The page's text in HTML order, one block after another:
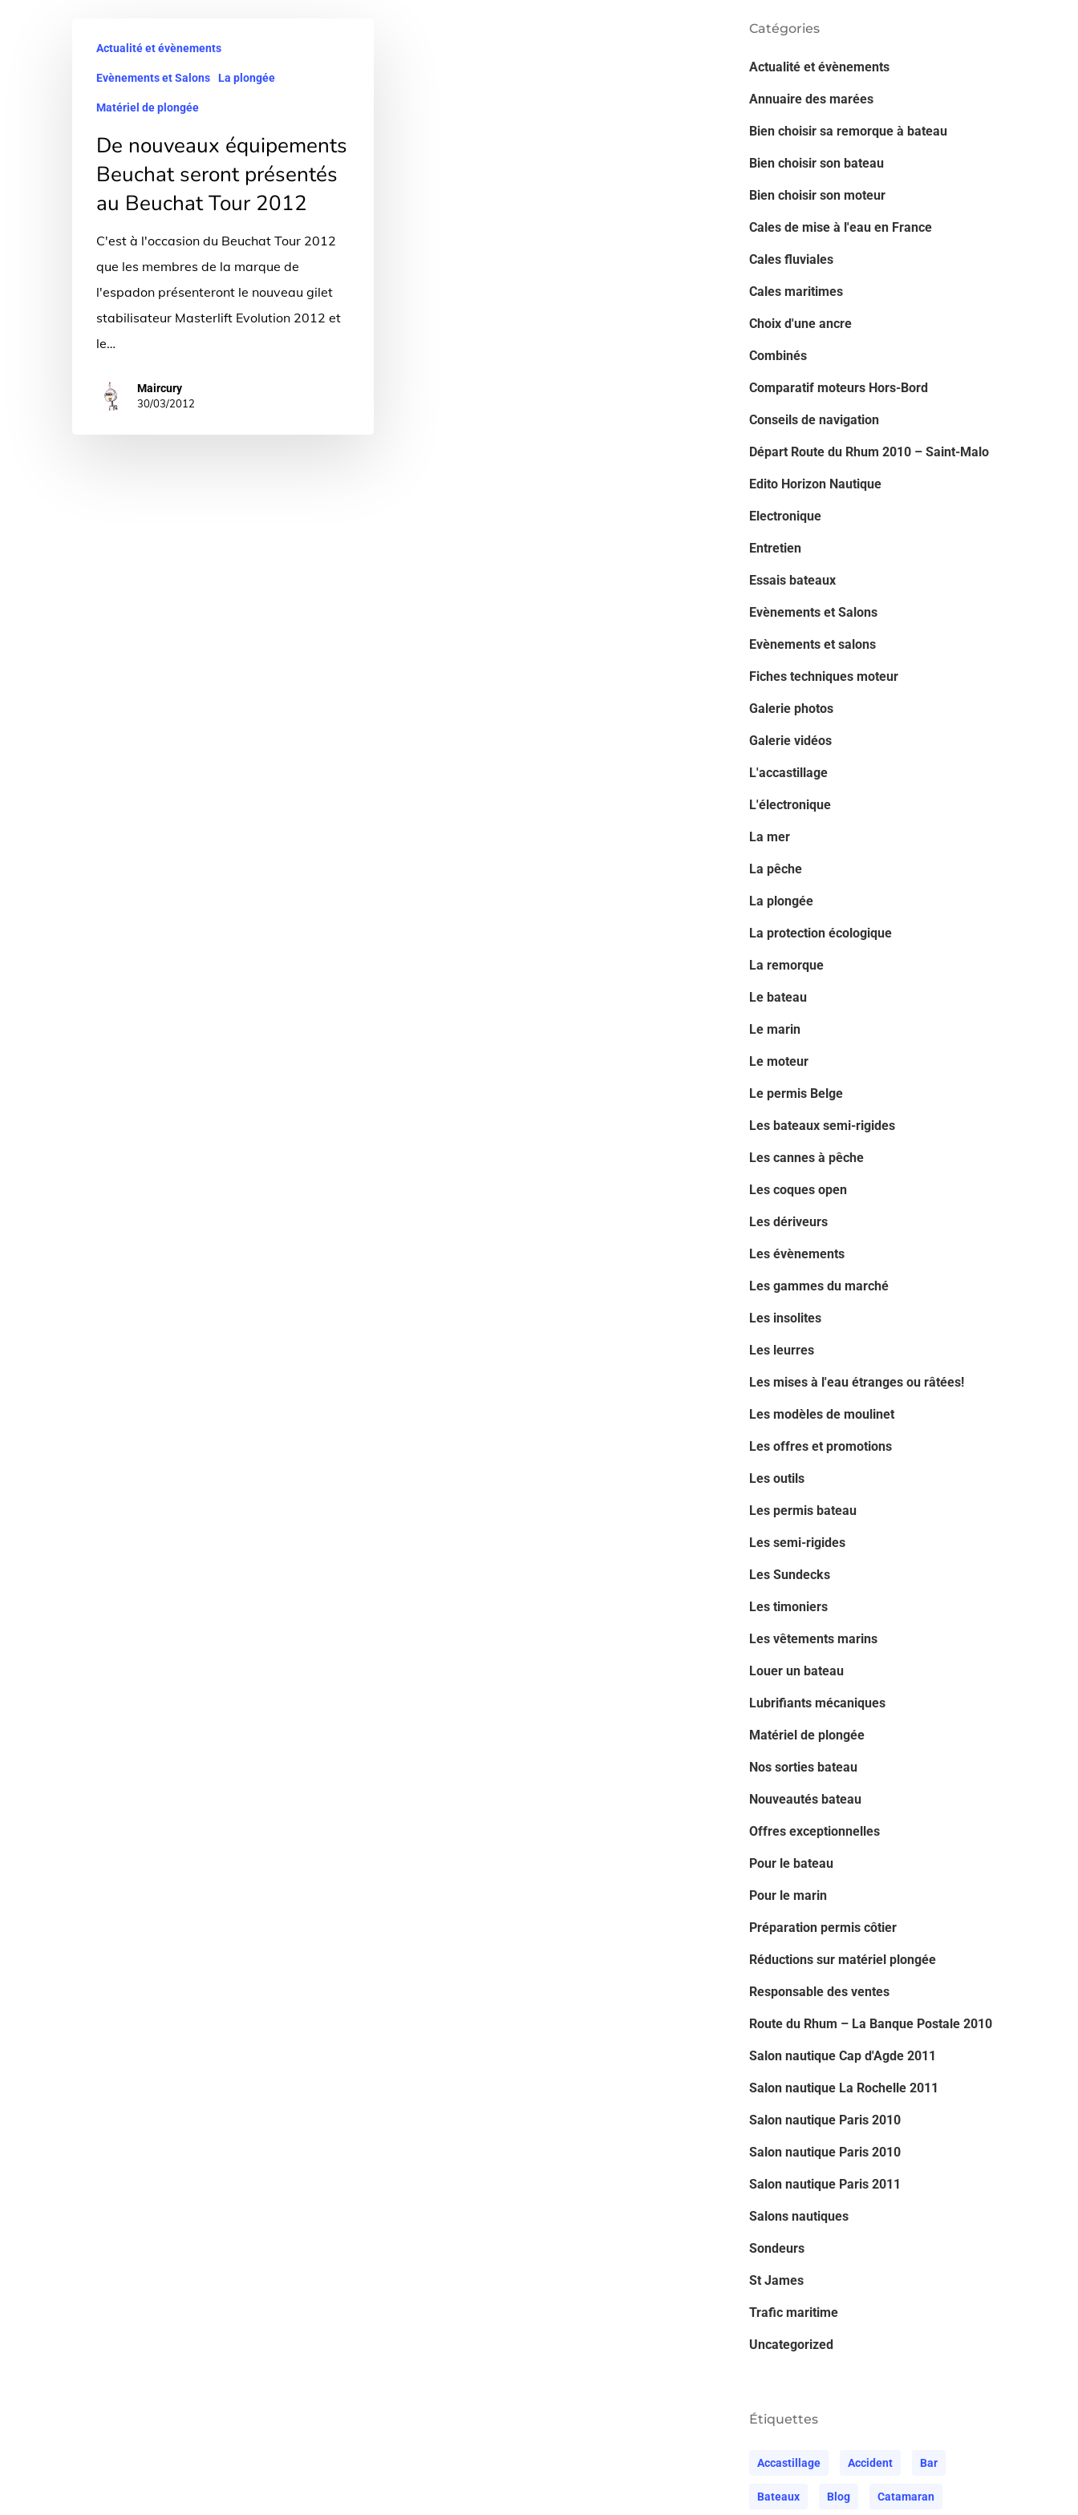
nouveaux
équipements
Beuchat
présentés
Beuchat
Tour
2012
Actualité et évènements
Evènements et Salons La plongée
Matériel de plongée
De nouveaux équipements
Beuchat seront présentés
au Beuchat Tour 2012
C'est à l'occasion du Beuchat Tour 2012
que les membres de la marque de
l'espadon présenteront le nouveau gilet
stabilisateur Masterlift Evolution 2012 et
le…
Maircury
30/03/2012
Catégories
Actualité et évènements
Annuaire des marées
Bien choisir sa remorque à bateau
Bien choisir son bateau
Bien choisir son moteur
Cales de mise à l'eau en France
Cales fluviales
Cales maritimes
Choix d'une ancre
Combinés
Comparatif moteurs Hors-Bord
Conseils de navigation
Départ Route du Rhum 2010 – Saint-Malo
Edito Horizon Nautique
Electronique
Entretien
Essais bateaux
Evènements et Salons
Evènements et salons
Fiches techniques moteur
Galerie photos
Galerie vidéos
L'accastillage
L'électronique
La mer
La pêche
La plongée
La protection écologique
La remorque
Le bateau
Le marin
Le moteur
Le permis Belge
Les bateaux semi-rigides
Les cannes à pêche
Les coques open
Les dériveurs
Les évènements
Les gammes du marché
Les insolites
Les leurres
Les mises à l'eau étranges ou râtées!
Les modèles de moulinet
Les offres et promotions
Les outils
Les permis bateau
Les semi-rigides
Les Sundecks
Les timoniers
Les vêtements marins
Louer un bateau
Lubrifiants mécaniques
Matériel de plongée
Nos sorties bateau
Nouveautés bateau
Offres exceptionnelles
Pour le bateau
Pour le marin
Préparation permis côtier
Réductions sur matériel plongée
Responsable des ventes
Route du Rhum – La Banque Postale 2010
Salon nautique Cap d'Agde 2011
Salon nautique La Rochelle 2011
Salon nautique Paris 2010
Salon nautique Paris 2010
Salon nautique Paris 2011
Salons nautiques
Sondeurs
St James
Trafic maritime
Uncategorized
Étiquettes
Accastillage Accident Bar
Bateaux Blog Catamaran